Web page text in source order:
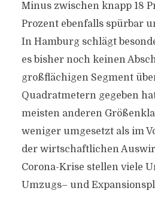
Minus zwischen knapp 18
Prozent ebenfalls spürbar
In Hamburg schlägt
es bisher noch keinen
großflächigen Segment
Quadratmetern gegeben
meisten anderen
weniger umgesetzt als im
der wirtschaftlichen
Corona-Krise stellen viele
Umzugs– und